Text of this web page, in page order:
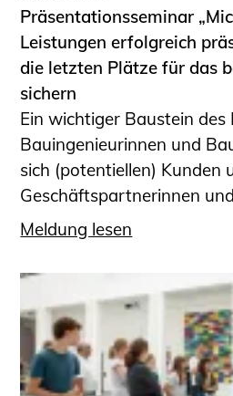
Präsentationsseminar
Leistungen erfolgreich
die letzten Plätze für das
sichern
Ein wichtiger Baustein
Bauingenieurinnen und
sich (potentiellen) Kunden
Geschäftspartnerinnen
Meldung lesen